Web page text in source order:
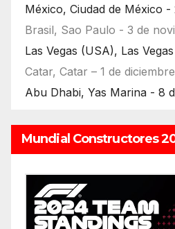
México, Ciudad de México
Brasil, Sao Paulo - 3 de
Las Vegas (USA), Las
Catar, Catar – 1 de diciembre
Abu Dhabi, Yas Marina - 8
Mundial Constructores